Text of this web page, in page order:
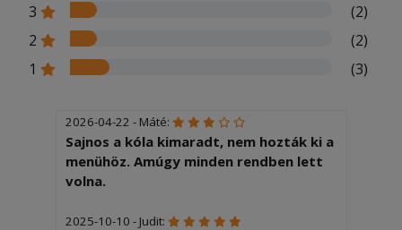
3
(2)
2
(2)
1
(3)
2026-04-22 - Máté:
Sajnos a kóla kimaradt, nem hozták ki a
menühöz. Amúgy minden rendben lett
volna.
2025-10-10 - Judit: